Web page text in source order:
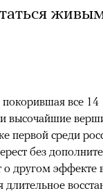
все 14
высочайшие
первой среди
без
о другом эффекте
длительное